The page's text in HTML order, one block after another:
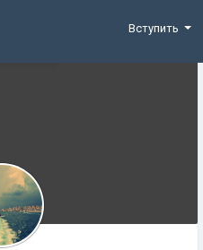
Вступить